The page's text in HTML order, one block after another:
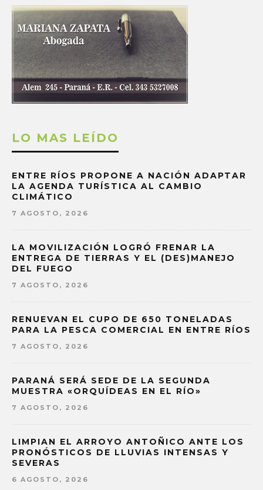
LO MAS LEÍDO
ENTRE RÍOS PROPONE A NACIÓN ADAPTAR
LA AGENDA TURÍSTICA AL CAMBIO
CLIMÁTICO
7 AGOSTO, 2026
LA MOVILIZACIÓN LOGRÓ FRENAR LA
ENTREGA DE TIERRAS Y EL (DES)MANEJO
DEL FUEGO
7 AGOSTO, 2026
RENUEVAN EL CUPO DE 650 TONELADAS
PARA LA PESCA COMERCIAL EN ENTRE RÍOS
7 AGOSTO, 2026
PARANÁ SERÁ SEDE DE LA SEGUNDA
MUESTRA «ORQUÍDEAS EN EL RÍO»
7 AGOSTO, 2026
LIMPIAN EL ARROYO ANTOÑICO ANTE LOS
PRONÓSTICOS DE LLUVIAS INTENSAS Y
SEVERAS
6 AGOSTO, 2026